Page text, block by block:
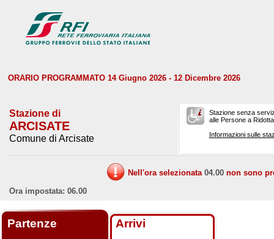
ORARIO PROGRAMMATO 14 Giugno 2026 - 12 Dicembre 2026
Stazione di
ARCISATE
Comune di Arcisate
Stazione senza
alle Persone a
Informazioni sulle
Nell'ora selezionata 04.00 non sono
Ora impostata: 06.00
Partenze Arrivi